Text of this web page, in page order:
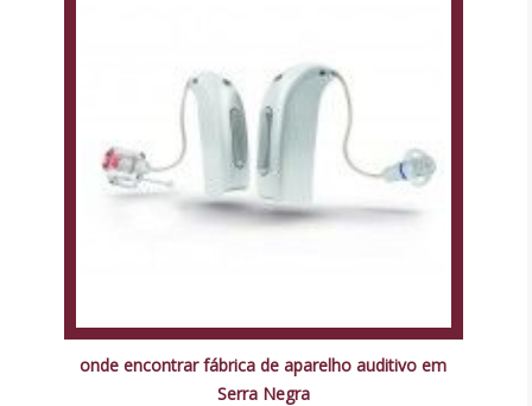
onde encontrar fábrica de aparelho auditivo em
Serra Negra